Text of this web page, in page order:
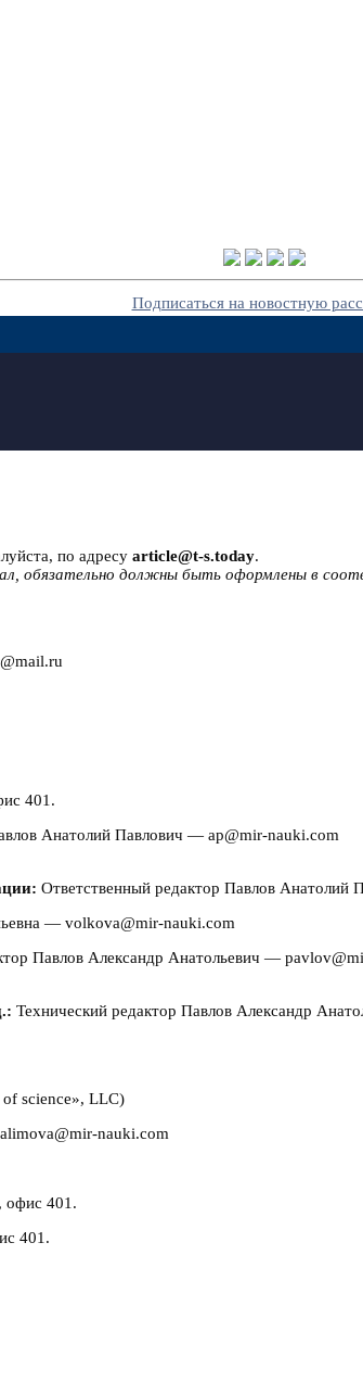
Подписаться на новостную
по адресу article@t-s.today.
обязательно должны быть оформлены в
401.
Анатолий Павлович — ap@mir-nauki.com
Ответственный редактор Павлов
— volkova@mir-nauki.com
Павлов Александр Анатольевич —
Технический редактор Павлов Александр
science», LLC)
nauki.com
офис 401.
401.